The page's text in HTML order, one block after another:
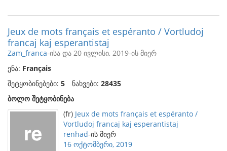
Jeux de mots français et espéranto / Vortludoj
francaj kaj esperantistaj
Zam_franca-ისა და 20 ივლისი, 2019-ის მიერ
ენა: Français
შეტყობინებები: 5 ნახვები: 28435
ბოლო შეტყობინება
(fr) Jeux de mots français et espéranto /
Vortludoj francaj kaj esperantistaj
renhad-ის მიერ
16 ოქტომბერი, 2019